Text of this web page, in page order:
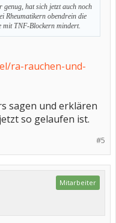
genug, hat sich jetzt auch noch
Rheumatikern obendrein die
mit TNF-Blockern mindert.
ra-rauchen-und-
sagen und erklären
so gelaufen ist.
#5
Mitarbeiter